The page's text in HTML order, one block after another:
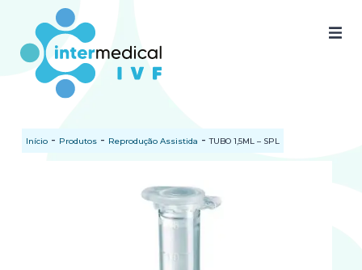
Home
Nossos produtos
Início - Produtos - Reprodução Assistida -TUBO 1,5ML – SPL